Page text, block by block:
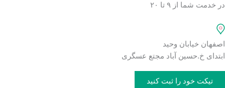
در خدمت شما از ۹ تا ۲۰
اصفهان خیابان وحید
ابتدای خ.حسین آباد مجتع عسگری
تیکت خود را ثبت کنید